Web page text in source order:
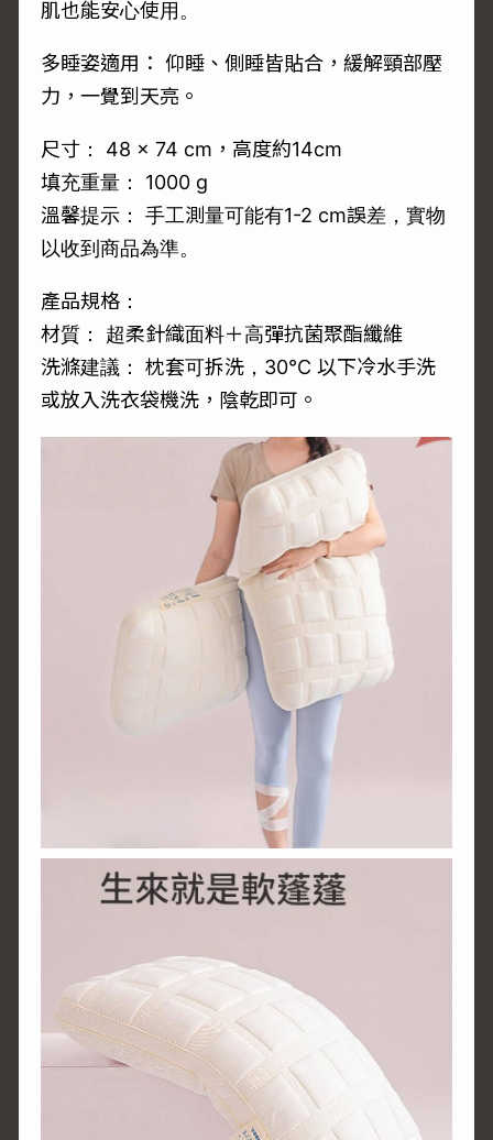
肌也能安心使用。
多睡姿適用： 仰睡、側睡皆貼合，緩解頸部壓
力，一覺到天亮。
尺寸： 48 × 74 cm，高度約14cm
填充重量： 1000 g
溫馨提示： 手工測量可能有1-2 cm誤差，實物
以收到商品為準。
產品規格：
材質： 超柔針織面料＋高彈抗菌聚酯纖維
洗滌建議： 枕套可拆洗，30°C 以下冷水手洗
或放入洗衣袋機洗，陰乾即可。